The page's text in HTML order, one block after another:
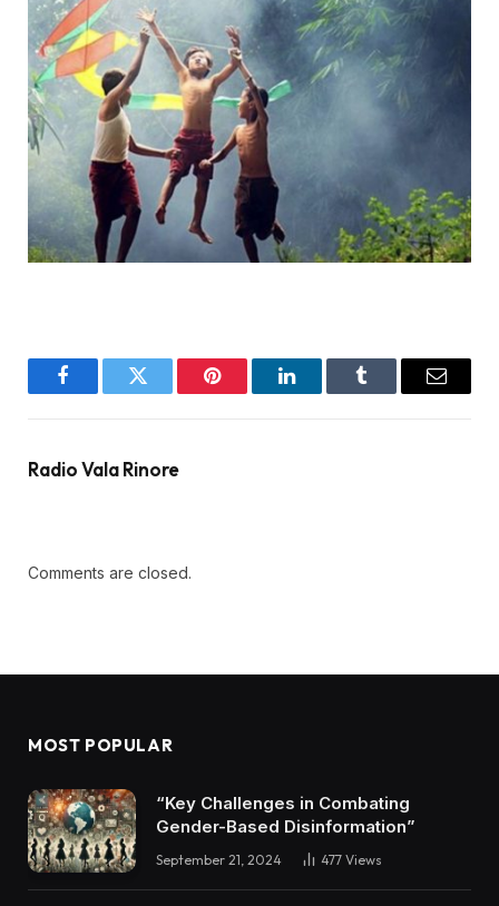
FacebookTwitter Pinterest LinkedInTumblr Email
Radio Vala Rinore
Comments are closed.
MOST POPULAR
“Key Challenges in Combating
Gender-Based Disinformation”
September 21, 2024 477 Views